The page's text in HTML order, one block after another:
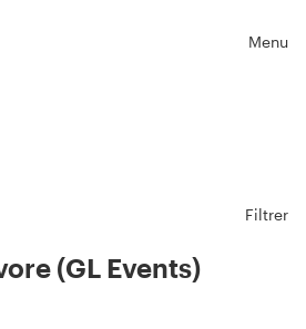
Menu
Filtrer
(GL Events)